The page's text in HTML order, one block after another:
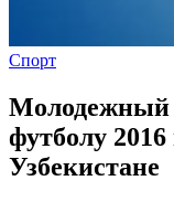
Спорт
Молодежный
футболу
Узбекистане